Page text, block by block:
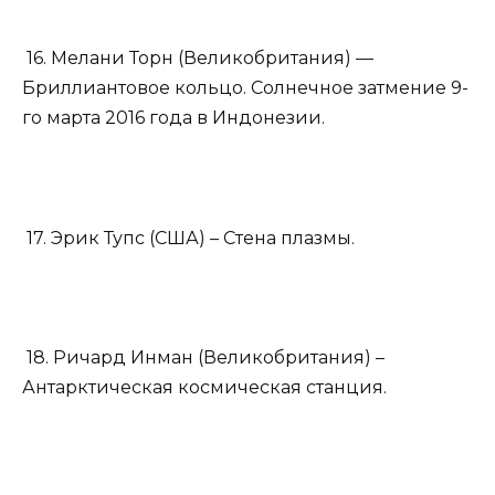
16. Мелани Торн (Великобритания) —
Бриллиантовое кольцо. Солнечное затмение 9-
го марта 2016 года в Индонезии.
17. Эрик Тупс (США) – Стена плазмы.
18. Ричард Инман (Великобритания) –
Антарктическая космическая станция.